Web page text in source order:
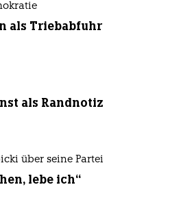
als Triebabfuhr
als Randnotiz
über seine Partei
lebe ich“